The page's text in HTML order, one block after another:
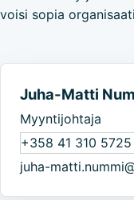
voisi sopia
Juha-Matti
Myyntijohtaja
+358 41 310 5725
juha-